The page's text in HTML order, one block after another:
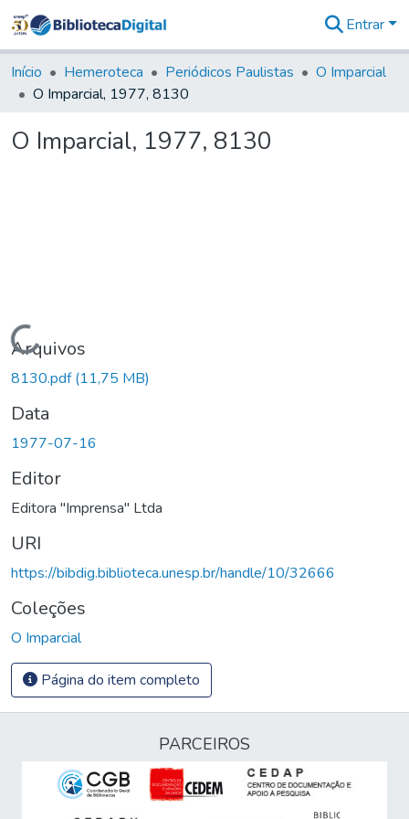
&
Coleções
Tudo na
Digital
Entrar
Início Hemeroteca Periódicos Paulistas
O Imparcial
O Imparcial, 1977, 8130
O Imparcial, 1977, 8130
Carregando...
Arquivos
8130.pdf(11,75 MB)
Data
1977-07-16
Editor
Editora "Imprensa" Ltda
URI
https://bibdig.biblioteca.unesp.br/handle/10/32666
Coleções
O Imparcial
Página do item completo
PARCEIROS